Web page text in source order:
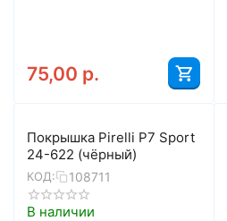
75,00 р.
Покрышка Pirelli P7 Sport
24-622 (чёрный)
КОД: 108711
В наличии